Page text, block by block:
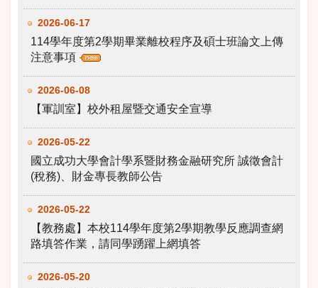
2026-06-17
114學年度第2學期畢業離校程序及碩士班論文上傳
注意事項
2026-06-08
【軍訓室】校外租屋暨交通安全宣導
2026-05-22
國立成功大學會計學系暨財務金融研究所 誠徵會計
(稅務)、財金專長教師公告
2026-05-22
【教務處】本校114學年度第2學期教學反應調查網
路填答作業，請同學踴躍上網填答
2026-05-20